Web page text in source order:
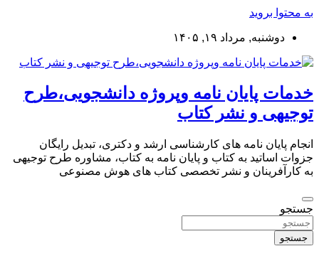
به محتوا بروید
دوشنبه, مرداد ۱۹, ۱۴۰۵
خدمات پایان نامه وپروژه دانشجویی،طرح
توجیهی و نشر کتاب
انجام پایان نامه های کارشناسی ارشد و دکتری، تبدیل رایگان
جزوات اساتید به کتاب و پایان نامه به کتاب، مشاوره طرح توجیهی
به کارآفرینان و نشر تخصصی کتاب های هوش مصنوعی
جستجو
جستجو